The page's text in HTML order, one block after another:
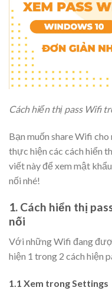
Cách hiển thị pass Wifi
Bạn muốn share Wifi
thực hiện các cách hiển
viết này để xem mật
nối nhé!
1. Cách hiển thị
nối
Với những Wifi đang
hiện 1 trong 2 cách hiện
1.1 Xem trong Settings